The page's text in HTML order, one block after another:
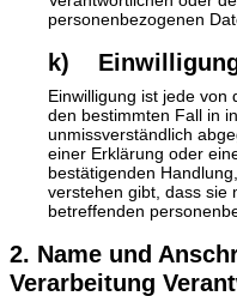
personenbezogenen
k)
Einwilligung ist jede von
den bestimmten Fall in
unmissverständlich
einer Erklärung oder
bestätigenden
verstehen gibt, dass sie
betreffenden
2. Name und
Verarbeitung